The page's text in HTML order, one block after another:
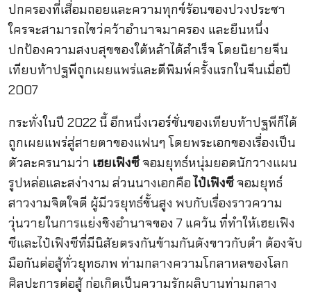
ปกครองที่เสื่อมถอยและความทุกข์ร้อนของปวงประชา
ใครจะสามารถไขว่คว้าอำนาจมาครอง และยืนหนึ่ง
ปกป้องความสงบสุขของใต้หล้าได้สำเร็จ โดยนิยายจีน
เทียบท้าปฐพีถูกเผยแพร่และตีพิมพ์ครั้งแรกในจีนเมื่อปี
2007
กระทั่งในปี 2022 นี้ อีกหนึ่งเวอร์ชั่นของเทียบท้าปฐพีก็ได้
ถูกเผยแพร่สู่สายตาของแฟนๆ โดยพระเอกของเรื่องเป็น
ตัวละครนามว่า เฮยเฟิงซีจอมยุทธ์หนุ่มยอดนักวางแผน
รูปหล่อและสง่างาม ส่วนนางเอกคือ ไป๋เฟิงซีจอมยุทธ์
สาวงามจิตใจดี ผู้มีวรยุทธ์ขั้นสูง พบกับเรื่องราวความ
วุ่นวายในการแย่งชิงอำนาจของ 7 แคว้น ที่ทำให้เฮยเฟิง
ซีและไป๋เฟิงซีที่มีนิสัยตรงกันข้ามกันดังขาวกับดำ ต้องจับ
มือกันต่อสู้ทั่วยุทธภพ ท่ามกลางความโกลาหลของโลก
ศิลปะการต่อสู้ ก่อเกิดเป็นความรักผลิบานท่ามกลาง